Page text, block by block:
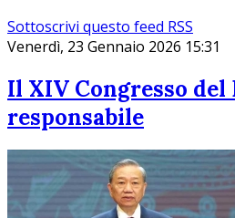
Sottoscrivi questo feed RSS
Venerdì, 23 Gennaio 2026 15:31
Il XIV Congresso
responsabile